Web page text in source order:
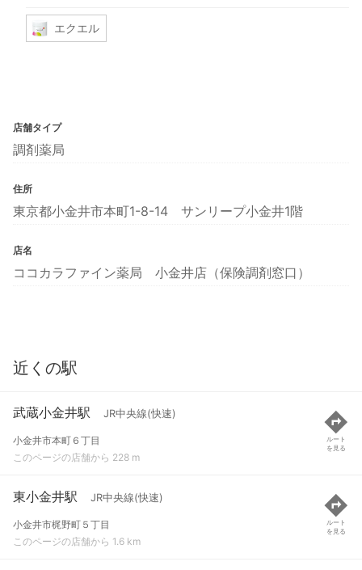
エクエル
店舗タイプ
調剤薬局
住所
東京都小金井市本町1-8-14 サンリープ小金井1階
店名
ココカラファイン薬局 小金井店（保険調剤窓口）
近くの駅
武蔵小金井駅 JR中央線(快速)
小金井市本町６丁目
このページの店舗から 228 m
ルート
を見る
東小金井駅 JR中央線(快速)
小金井市梶野町５丁目
このページの店舗から 1.6 km
ルート
を見る